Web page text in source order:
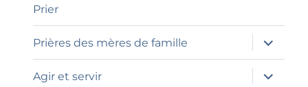
Prier
Prières des mères de famille
ouvrir
le
sous-
menu
Agir et servir
ouvrir
le